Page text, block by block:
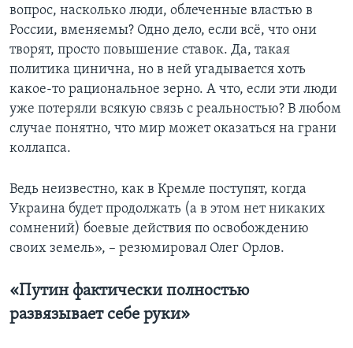
вопрос, насколько люди, облеченные властью в
России, вменяемы? Одно дело, если всё, что они
творят, просто повышение ставок. Да, такая
политика цинична, но в ней угадывается хоть
какое-то рациональное зерно. А что, если эти люди
уже потеряли всякую связь с реальностью? В любом
случае понятно, что мир может оказаться на грани
коллапса.
Ведь неизвестно, как в Кремле поступят, когда
Украина будет продолжать (а в этом нет никаких
сомнений) боевые действия по освобождению
своих земель», – резюмировал Олег Орлов.
«Путин фактически полностью
развязывает себе руки»